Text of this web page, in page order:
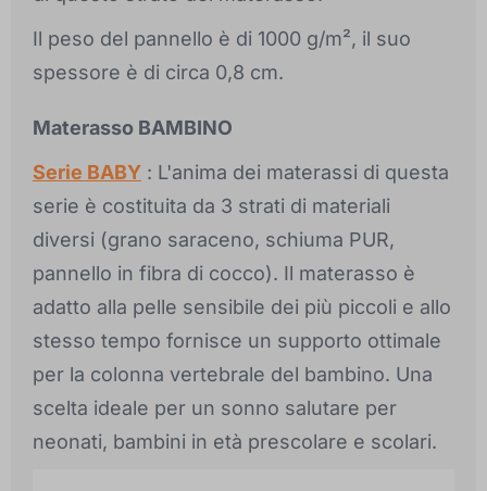
Il peso del pannello è di 1000 g/m², il suo
spessore è di circa 0,8 cm.
Materasso BAMBINO
Serie BABY : L'anima dei materassi di questa
serie è costituita da 3 strati di materiali
diversi (grano saraceno, schiuma PUR,
pannello in fibra di cocco). Il materasso è
adatto alla pelle sensibile dei più piccoli e allo
stesso tempo fornisce un supporto ottimale
per la colonna vertebrale del bambino. Una
scelta ideale per un sonno salutare per
neonati, bambini in età prescolare e scolari.